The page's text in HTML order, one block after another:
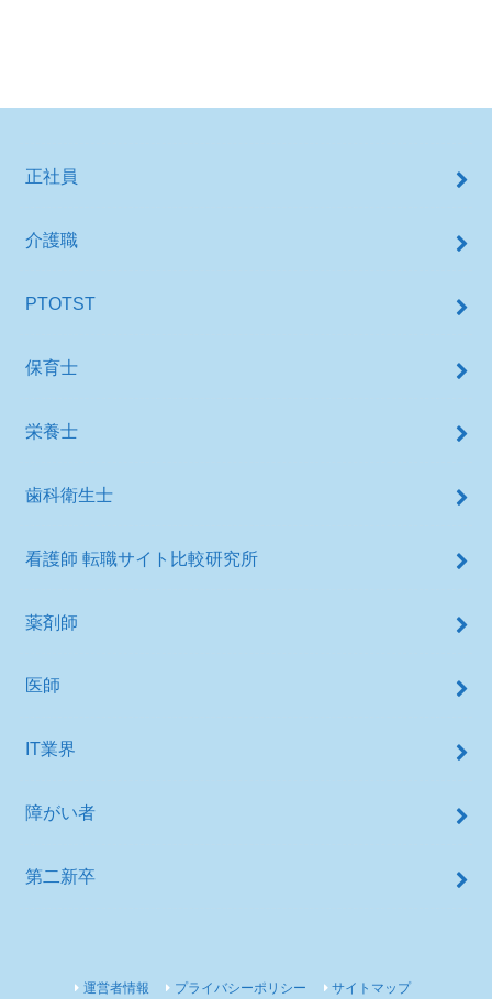
正社員
介護職
PTOTST
保育士
栄養士
歯科衛生士
看護師 転職サイト比較研究所
薬剤師
医師
IT業界
障がい者
第二新卒
運営者情報 プライバシーポリシー サイトマップ